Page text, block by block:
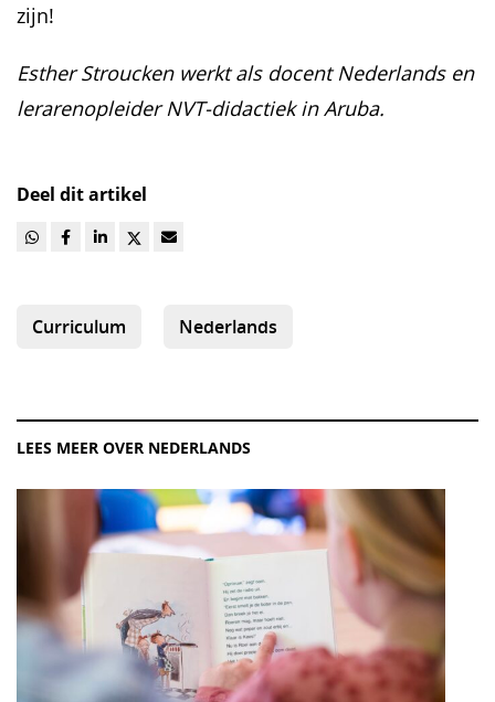
zijn!
Esther Stroucken werkt als docent Nederlands en
lerarenopleider NVT-didactiek in Aruba.
Deel dit artikel
Curriculum Nederlands
LEES MEER OVER NEDERLANDS